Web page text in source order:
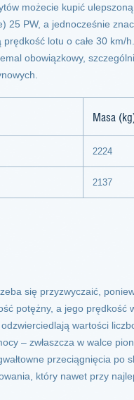
możecie kupić
25 PW, a jednocześnie
lotu o całe 30 km/
obowiązkowy,
Masa
2224
2137
się przyzwyczaić,
potężny, a jego
wartości
– zwłaszcza w walce
przeciągnięcia po
który nawet przy